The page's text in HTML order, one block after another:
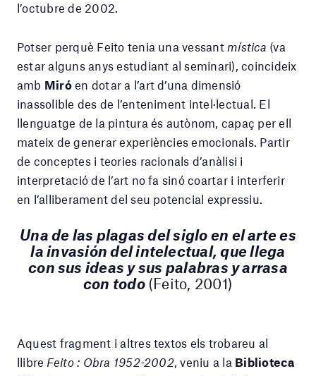
l’octubre de 2002.
Potser perquè Feito tenia una vessant mística (va
estar alguns anys estudiant al seminari), coincideix
amb Miróen dotar a l’art d’una dimensió
inassolible des de l’enteniment intel·lectual. El
llenguatge de la pintura és autònom, capaç per ell
mateix de generar experiències emocionals. Partir
de conceptes i teories racionals d’anàlisi i
interpretació de l’art no fa sinó coartar i interferir
en l’alliberament del seu potencial expressiu.
Una de las plagas del siglo en el arte es
la invasión del intelectual, que llega
con sus ideas y sus palabras y arrasa
con todo (Feito, 2001)
Aquest fragment i altres textos els trobareu al
llibre Feito : Obra 1952-2002, veniu a la Biblioteca